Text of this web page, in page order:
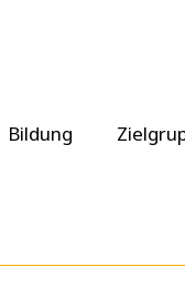
Bildung